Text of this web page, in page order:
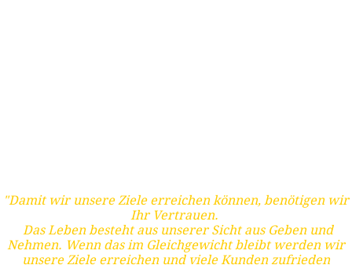
"Damit wir unsere Ziele erreichen können, benötigen wir
Ihr Vertrauen.
Das Leben besteht aus unserer Sicht aus Geben und
Nehmen. Wenn das im Gleichgewicht bleibt werden wir
unsere Ziele erreichen und viele Kunden zufrieden